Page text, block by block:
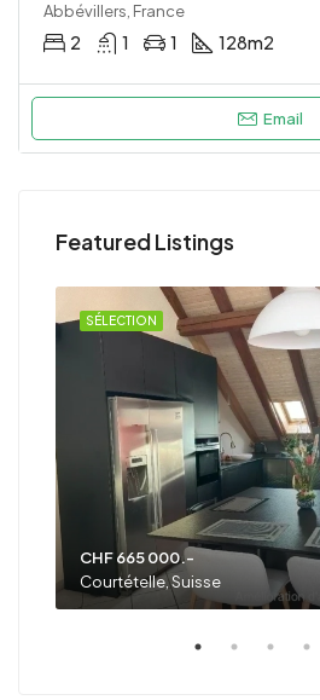
Abbévillers, France
2 1 1 128m2
Email
Featured Listings
SÉLECTION
CHF 665 000.-
Courtételle, Suisse